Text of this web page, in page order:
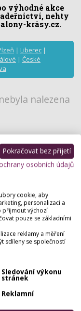
výhodné akce
nehty
krásy.cz.
| Liberec |
| České
nalezena
Pokračovat bez přijetí
osobních údajů
cookie, aby
personalizaci a
přijmout výchozí
pouze se základními
reklamy a měření
sdíleny se společností
Sledování výkonu
stránek
Reklamní